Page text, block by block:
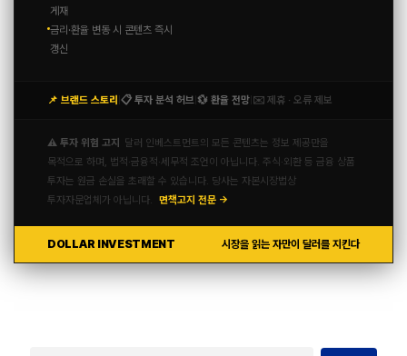
게재
금리·환율 변동 시 콘텐츠 즉시
갱신
📌 브랜드 스토리 📋 투자 분석 허브 💱 환율 전망 ✉️ 제휴 · 오류 제보
⚠️ 투자 위험 고지
달러 인베스트먼트의 모든 콘텐츠는 정보 제공만을
목적으로 하며, 법적·금융적·세무적 조언이 아닙니다. 주식·외환 등 금융 상품
투자는 원금 손실을 초래할 수 있습니다. 당사는 자본시장법상
투자자문업체가 아닙니다. 면책고지 전문 →
DOLLAR INVESTMENT 시장을 읽는 자만이 달러를 지킨다